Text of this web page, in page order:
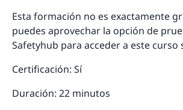
Esta formación no es exactamente
puedes aprovechar la opción de
Safetyhub para acceder a este curso
Certificación: Sí
Duración: 22 minutos